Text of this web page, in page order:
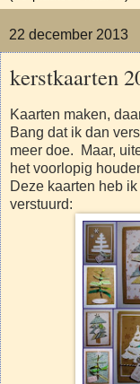
22 december 2013
kerstkaarten
Kaarten maken,
Bang dat ik dan
meer doe. Maar,
het voorlopig
Deze kaarten heb
verstuurd: